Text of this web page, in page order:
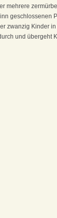
mehrere
geschlossenen
zwanzig Kinder in
und übergeht